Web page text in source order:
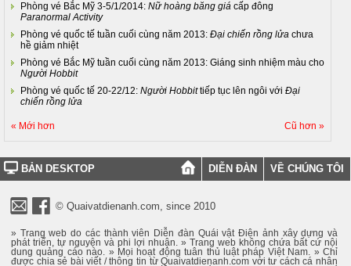
Phòng vé Bắc Mỹ 3-5/1/2014: Nữ hoàng băng giá cấp đông
Paranormal Activity
Phòng vé quốc tế tuần cuối cùng năm 2013: Đại chiến rồng lửa chưa
hề giảm nhiệt
Phòng vé Bắc Mỹ tuần cuối cùng năm 2013: Giáng sinh nhiệm màu cho
Người Hobbit
Phòng vé quốc tế 20-22/12: Người Hobbittiếp tục lên ngôi với Đại
chiến rồng lửa
« Mới hơn Cũ hơn »
BẢN DESKTOP DIỄN ĐÀN VỀ CHÚNG TÔI
© Quaivatdienanh.com, since 2010
» Trang web do các thành viên Diễn đàn Quái vật Điện ảnh xây dựng và
phát triển, tự nguyện và phi lợi nhuận. » Trang web không chứa bất cứ nội
dung quảng cáo nào. » Mọi hoạt động tuân thủ luật pháp Việt Nam. » Chỉ
được chia sẻ bài viết / thông tin từ Quaivatdienanh.com với tư cách cá nhân